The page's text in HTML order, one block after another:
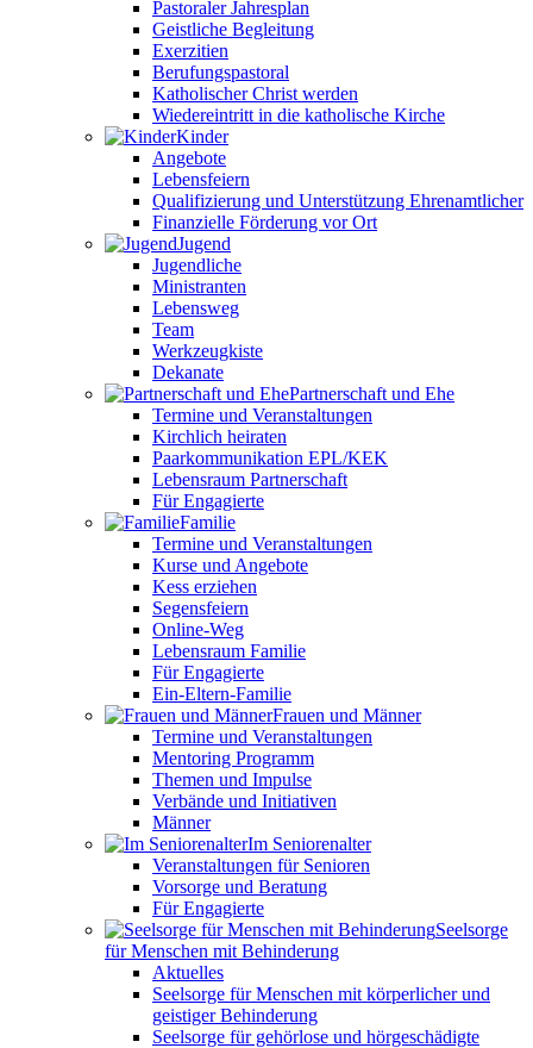
Pastoraler Jahresplan
Geistliche Begleitung
Exerzitien
Berufungspastoral
Katholischer Christ werden
Wiedereintritt in die katholische Kirche
Kinder
Angebote
Lebensfeiern
Qualifizierung und Unterstützung Ehrenamtlicher
Finanzielle Förderung vor Ort
Jugend
Jugendliche
Ministranten
Lebensweg
Team
Werkzeugkiste
Dekanate
Partnerschaft und Ehe
Termine und Veranstaltungen
Kirchlich heiraten
Paarkommunikation EPL/KEK
Lebensraum Partnerschaft
Für Engagierte
Familie
Termine und Veranstaltungen
Kurse und Angebote
Kess erziehen
Segensfeiern
Online-Weg
Lebensraum Familie
Für Engagierte
Ein-Eltern-Familie
Frauen und Männer
Termine und Veranstaltungen
Mentoring Programm
Themen und Impulse
Verbände und Initiativen
Männer
Im Seniorenalter
Veranstaltungen für Senioren
Vorsorge und Beratung
Für Engagierte
Seelsorge
für Menschen mit Behinderung
Aktuelles
Seelsorge für Menschen mit körperlicher und
geistiger Behinderung
Seelsorge für gehörlose und hörgeschädigte